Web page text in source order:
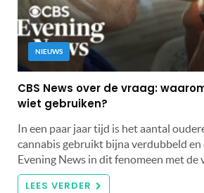
NIEUWS
CBS News over de vraag:
wiet gebruiken?
In een paar jaar tijd is het aantal
cannabis gebruikt bijna verdubbeld en
Evening News in dit fenomeen met de
LEES VERDER